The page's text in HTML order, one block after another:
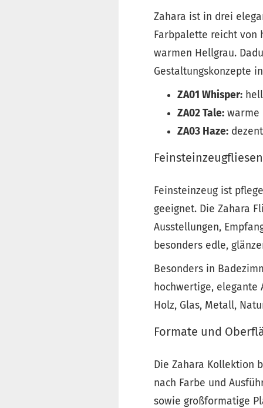
Zahara ist in drei
Farbpalette reicht von
warmen Hellgrau.
Gestaltungskonzepte
ZA01 Whisper:
ZA02 Tale: warme
ZA03 Haze:
Feinsteinzeug ist
geeignet. Die Zahara
Ausstellungen,
besonders edle,
Besonders in
hochwertige, elegante
Holz, Glas, Metall,
Formate und
Die Zahara Kollektion
nach Farbe und
sowie großformatige